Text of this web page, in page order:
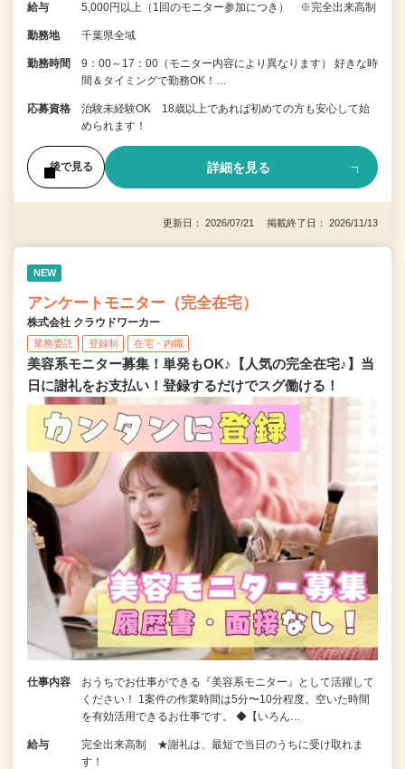
給与 5,000円以上（1回のモニター参加につき） ※完全出来高制
勤務地 千葉県全域
勤務時間
9：00～17：00（モニター内容により異なります） 好きな時
間＆タイミングで勤務OK！…
応募資格
治験未経験OK 18歳以上であれば初めての方も安心して始
められます！
後で見る 詳細を見る
更新日： 2026/07/21 掲載終了日： 2026/11/13
NEW
アンケートモニター（完全在宅）
株式会社 クラウドワーカー
業務委託 登録制 在宅・内職
美容系モニター募集！単発もOK♪【人気の完全在宅♪】当
日に謝礼をお支払い！登録するだけでスグ働ける！
仕事内容
おうちでお仕事ができる『美容系モニター』として活躍して
ください！ 1案件の作業時間は5分〜10分程度。空いた時間
を有効活用できるお仕事です。 ◆【いろん…
給与
完全出来高制 ★謝礼は、最短で当日のうちに受け取れま
す！